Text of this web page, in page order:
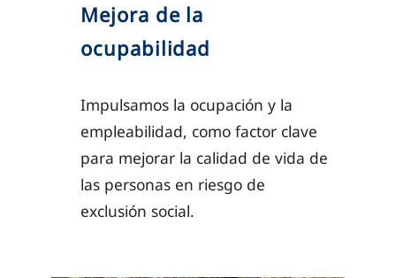
Mejora de la
ocupabilidad
Impulsamos la ocupación y la
empleabilidad, como factor clave
para mejorar la calidad de vida de
las personas en riesgo de
exclusión social.